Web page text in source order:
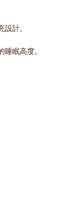
計。
眠高度。